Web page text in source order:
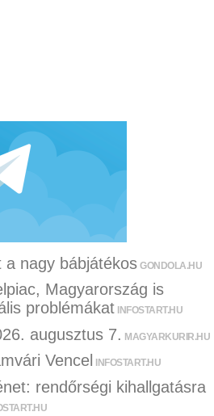
a nagy bábjátékos GONDOLA.HU
Magyarország is
problémákat INFOSTART.HU
augusztus 7. MAGYARKURIR.HU
Vencel INFOSTART.HU
rendőrségi kihallgatásra